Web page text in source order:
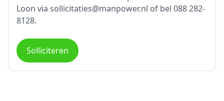
Loon via sollicitaties@manpower.nl of bel 088 282-
8128.
Solliciteren